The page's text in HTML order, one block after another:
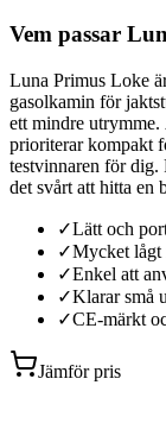
Vem passar
Luna Primus Loke
gasolkamin för
ett mindre
prioriterar kompakt
testvinnaren för
det svårt att hitta en
✓Lätt och
✓Mycket lågt
✓Enkel att
✓Klarar små
✓CE-märkt
Jämför pris